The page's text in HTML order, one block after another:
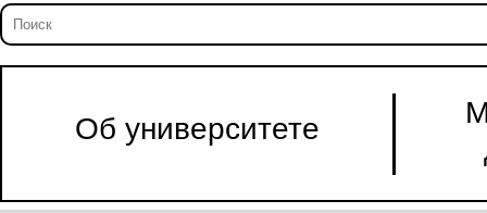
Об университете